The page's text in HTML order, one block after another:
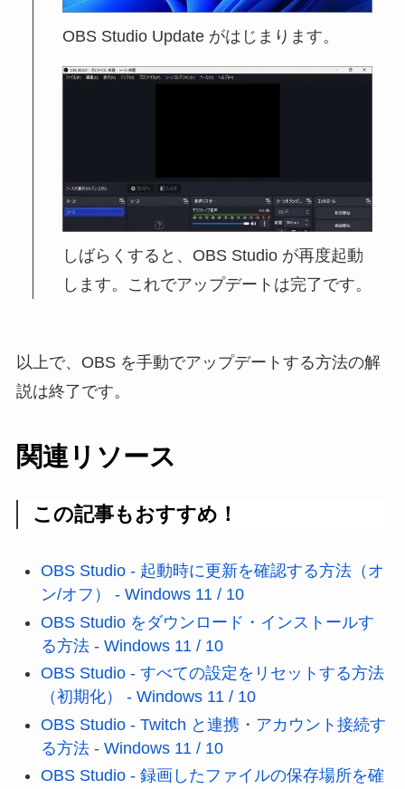
OBS Studio Update がはじまります。
しばらくすると、OBS Studio が再度起動
します。これでアップデートは完了です。
以上で、OBS を手動でアップデートする方法の解
説は終了です。
関連リソース
この記事もおすすめ！
OBS Studio - 起動時に更新を確認する方法（オ
ン/オフ） - Windows 11 / 10
OBS Studio をダウンロード・インストールす
る方法 - Windows 11 / 10
OBS Studio - すべての設定をリセットする方法
（初期化） - Windows 11 / 10
OBS Studio - Twitch と連携・アカウント接続す
る方法 - Windows 11 / 10
OBS Studio - 録画したファイルの保存場所を確